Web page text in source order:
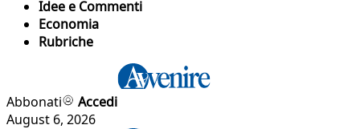
Idee e Commenti
Economia
Rubriche
Abbonati
Accedi
August 6, 2026